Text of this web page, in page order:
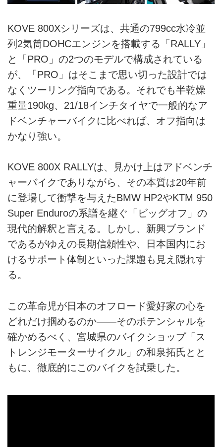
KOVE 800Xシリーズは、共通の799cc水冷並
列2気筒DOHCエンジンを搭載する「RALLY」
と「PRO」の2つのモデルで構成されている
が、「PRO」はそこまで思い切った設計では
なくツーリング指向である。それでも半乾燥
重量190kg、21/18インチタイヤで一般的なア
ドベンチャーバイクに比べれば、オフ指向は
かなり強い。
KOVE 800X RALLYは、見かけ上はアドベンチ
ャーバイクでありながら、その本質は20年前
に登場して衝撃を与えたBMW HP2やKTM 950
Super Enduroの系譜を継ぐ「ビッグオフ」の
現代的解釈と言える。しかし、新興ブランド
であるがゆえの長期信頼性や、日本国内にお
けるサポート体制といった課題も見え隠れす
る。
この革命児が日本のオフロード愛好家の心を
どれだけ掴めるのか—―そのポテンシャルを
確かめるべく、宮城県のバイクショップ「ス
トレンジモーターサイクル」の和泉拓氏とと
もに、徹底的にこのバイクを試乗した。